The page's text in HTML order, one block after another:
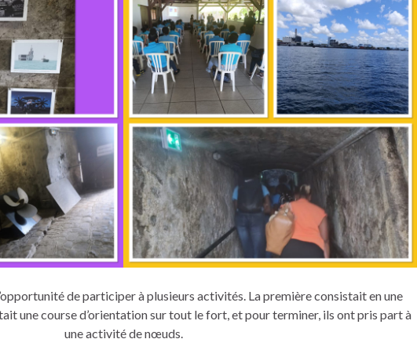
de participer à plusieurs activités. La première consistait en une
une course d’orientation sur tout le fort, et pour terminer, ils ont pris part à
une activité de nœuds.